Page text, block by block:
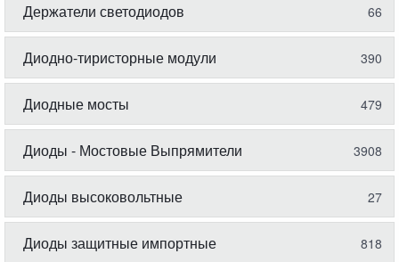
Держатели светодиодов 66
Диодно-тиристорные модули 390
Диодные мосты 479
Диоды - Мостовые Выпрямители 3908
Диоды высоковольтные 27
Диоды защитные импортные 818